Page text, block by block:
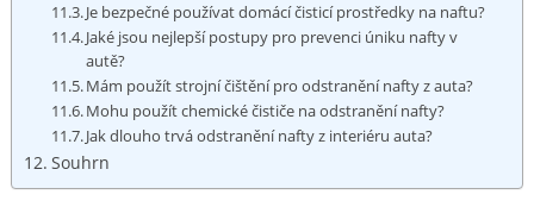
Je bezpečné používat domácí čisticí prostředky na naftu?
Jaké jsou nejlepší postupy pro prevenci úniku nafty v
autě?
Mám použít strojní čištění pro odstranění nafty z auta?
Mohu použít chemické čističe na odstranění nafty?
Jak dlouho trvá odstranění nafty z interiéru auta?
Souhrn